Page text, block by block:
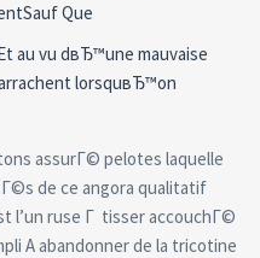
Que
au vu dвЂ™une mauvaise
lorsquвЂ™on
assurГ© pelotes laquelle
de ce angora qualitatif
l’un ruse Г tisser accouchГ©
A abandonner de la tricotine